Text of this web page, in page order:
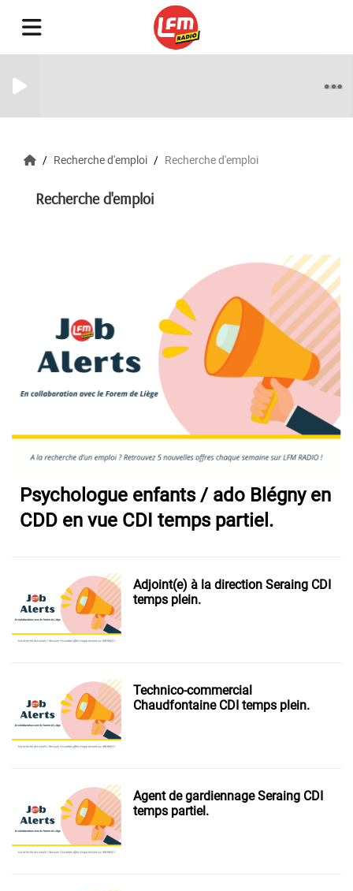
Recherche d'emploi Recherche d'emploi
Recherche d'emploi
Psychologue enfants / ado Blégny en
CDD en vue CDI temps partiel.
Adjoint(e) à la direction Seraing CDI
temps plein.
Technico-commercial
Chaudfontaine CDI temps plein.
Agent de gardiennage Seraing CDI
temps partiel.